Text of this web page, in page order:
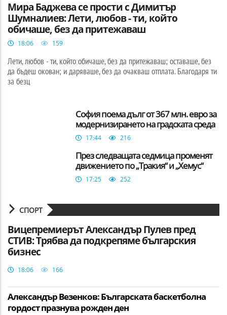
Мира Баджева се прости с Димитър
Шумналиев: Лети, любов - ти, който
обичаше, без да притежаваш
18:06 159
Лети, любов - ти, който обичаше, без да притежаваш; оставаше, без
да бъдеш окован; и даряваше, без да очакваш отплата. Благодаря ти
за безц
София поема дълг от 367 млн. евро за
модернизирането на градската среда
17:44 216
През следващата седмица променят
движението по „Тракия“ и „Хемус“
17:25 252
СПОРТ
Вицепремиерът Александър Пулев пред
СТИВ: Трябва да подкрепяме българския
бизнес
18:06 166
Александър Везенков: Българската баскетболна
гордост празнува рожден ден